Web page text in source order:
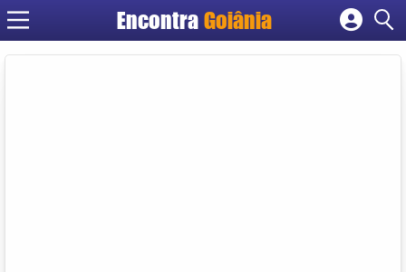
Encontra Goiânia
Cadastrar empresa